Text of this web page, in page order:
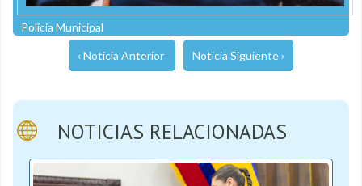
Polícia Municipal
‹ Noticia Anterior Noticia Siguiente ›
NOTICIAS RELACIONADAS